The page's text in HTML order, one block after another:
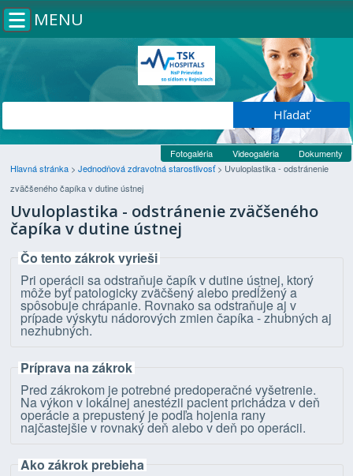
MENU
Fotogaléria Videogaléria
Dokumenty
Hlavná stránka > Jednodňová zdravotná starostlivosť> Uvuloplastika - odstránenie
zväčšeného čapíka v dutine ústnej
Uvuloplastika - odstránenie zväčšeného
čapíka v dutine ústnej
Čo tento zákrok vyrieši
Pri operácii sa odstraňuje čapík v dutine ústnej, ktorý
môže byť patologicky zväčšený alebo predĺžený a
spôsobuje chrápanie. Rovnako sa odstraňuje aj v
prípade výskytu nádorových zmien čapíka - zhubných aj
nezhubných.
Príprava na zákrok
Pred zákrokom je potrebné predoperačné vyšetrenie.
Na výkon v lokálnej anestézii pacient prichádza v deň
operácie a prepustený je podľa hojenia rany
najčastejšie v rovnaký deň alebo v deň po operácii.
Ako zákrok prebieha